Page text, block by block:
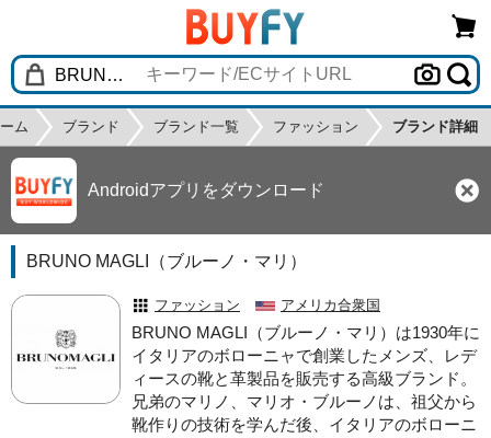
ム ブランド ブランド一覧 ファッション ブランド詳細
Androidアプリをダウンロード
BRUNO MAGLI（ブルーノ・マリ）
ファッション アメリカ合衆国
BRUNO MAGLI（ブルーノ・マリ）は1930年に
イタリアのボローニャで創業したメンズ、レデ
ィースの靴と革製品を販売する高級ブランド。
兄弟のマリノ、マリオ・ブルーノは、祖父から
靴作りの技術を学んだ後、イタリアのボローニ